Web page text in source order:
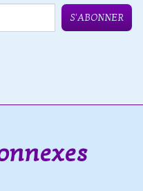
S'ABONNER